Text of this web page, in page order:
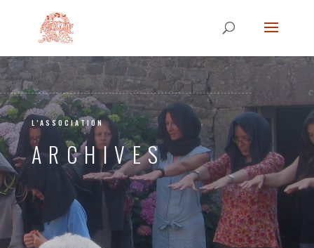
L’ASSOCIATION
ARCHIVES